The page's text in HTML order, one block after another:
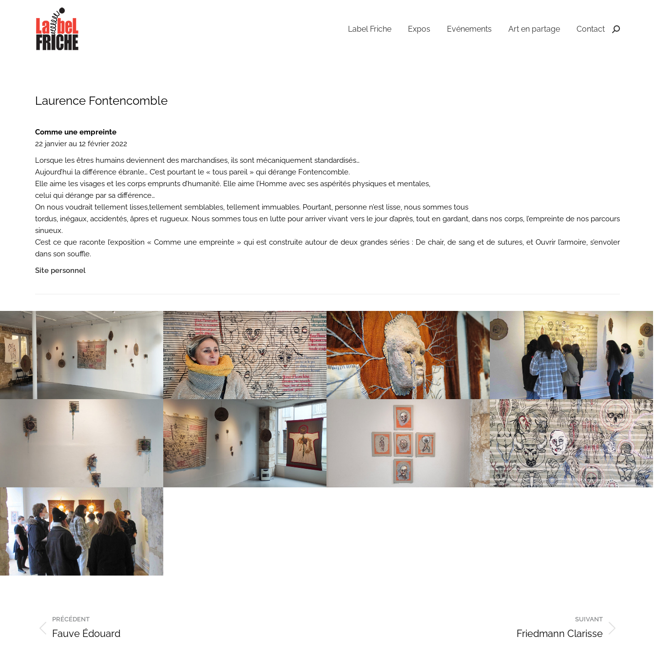
Label Friche Expos Evénements Art en partage Contact
Recherche
Laurence Fontencomble
Comme une empreinte
22 janvier au 12 février 2022
Lorsque les êtres humains deviennent des marchandises, ils sont mécaniquement standardisés…
Aujourd’hui la différence ébranle… C’est pourtant le « tous pareil » qui dérange Fontencomble.
Elle aime les visages et les corps emprunts d’humanité. Elle aime l’Homme avec ses aspérités physiques et mentales,
celui qui dérange par sa différence…
On nous voudrait tellement lisses,tellement semblables, tellement immuables. Pourtant, personne n’est lisse, nous sommes tous
tordus, inégaux, accidentés, âpres et rugueux. Nous sommes tous en lutte pour arriver vivant vers le jour d’après, tout en gardant, dans nos corps, l’empreinte de nos parcours
sinueux.
C’est ce que raconte l’exposition « Comme une empreinte » qui est construite autour de deux grandes séries : De chair, de sang et de sutures, et Ouvrir l’armoire, s’envoler
dans son souffle.
Site personnel
Navigation
de
PRÉCÉDENT
Onglet
Fauve Édouard
SUIVANT
Friedmann Clarisse